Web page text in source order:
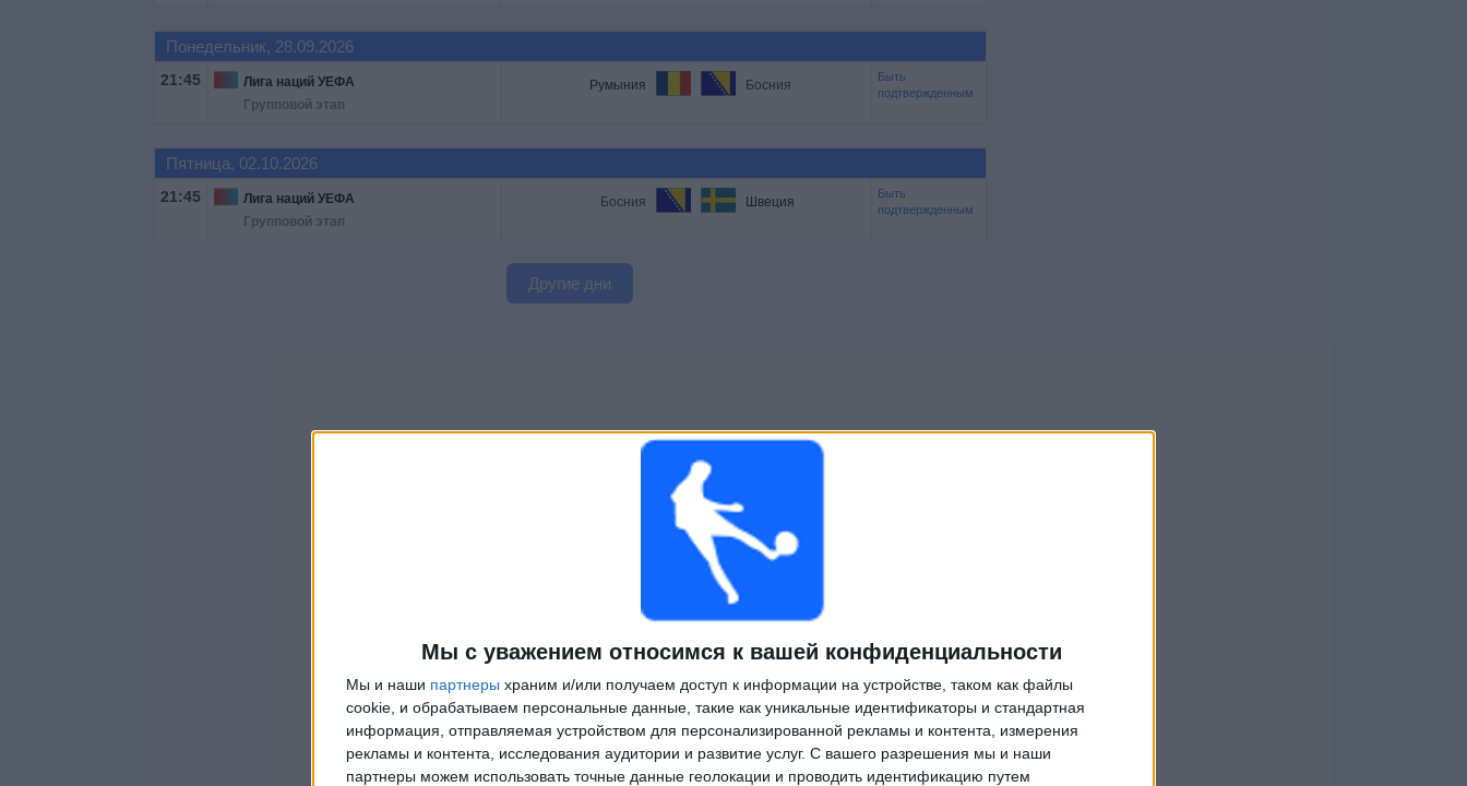
Мы с уважением относимся к вашей конфиденциальности
Мы и наши партнеры храним и/или получаем доступ к информации на устройстве, таком как файлы
cookie, и обрабатываем персональные данные, такие как уникальные идентификаторы и стандартная
информация, отправляемая устройством для персонализированной рекламы и контента, измерения
рекламы и контента, исследования аудитории и развитие услуг. С вашего разрешения мы и наши
партнеры можем использовать точные данные геолокации и проводить идентификацию путем
Понедельник, 28.09.2026
21:45
Лига наций УЕФА
Групповой этап
Румыния Босния
Быть
подтвержденным
Пятница, 02.10.2026
21:45
Лига наций УЕФА
Групповой этап
Босния Швеция
Быть
подтвержденным
Другие дни